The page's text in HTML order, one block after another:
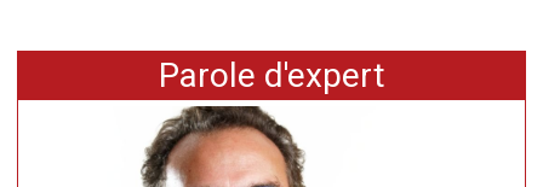
Parole d'expert